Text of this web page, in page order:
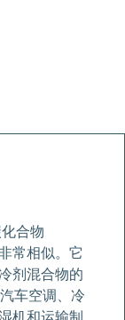
合物
常相似。它
剂混合物的
车空调、冷